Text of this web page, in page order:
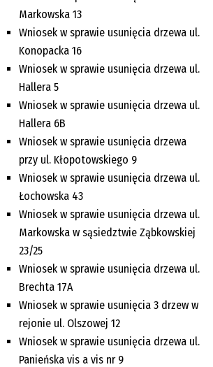
Markowska 13
Wniosek w sprawie usunięcia drzewa ul.
Konopacka 16
Wniosek w sprawie usunięcia drzewa ul.
Hallera 5
Wniosek w sprawie usunięcia drzewa ul.
Hallera 6B
Wniosek w sprawie usunięcia drzewa
przy ul. Kłopotowskiego 9
Wniosek w sprawie usunięcia drzewa ul.
Łochowska 43
Wniosek w sprawie usunięcia drzewa ul.
Markowska w sąsiedztwie Ząbkowskiej
23/25
Wniosek w sprawie usunięcia drzewa ul.
Brechta 17A
Wniosek w sprawie usunięcia 3 drzew w
rejonie ul. Olszowej 12
Wniosek w sprawie usunięcia drzewa ul.
Panieńska vis a vis nr 9